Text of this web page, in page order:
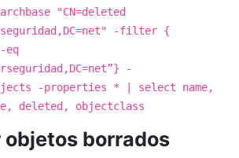
"CN=deleted
-filter {
eq
-
-properties * | select name,
deleted, objectclass
objetos borrados